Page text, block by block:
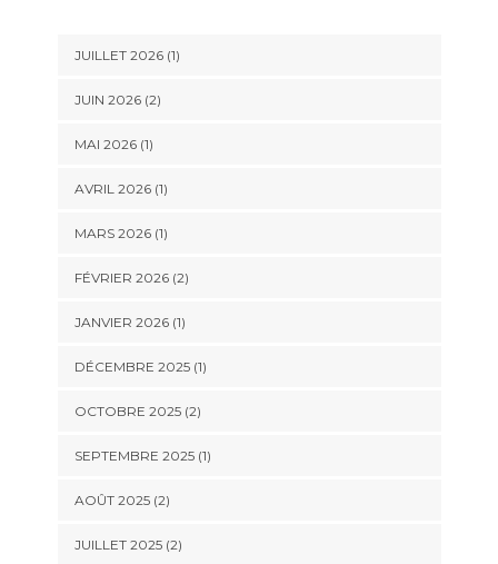
JUILLET 2026(1)
JUIN 2026(2)
MAI 2026(1)
AVRIL 2026(1)
MARS 2026(1)
FÉVRIER 2026(2)
JANVIER 2026(1)
DÉCEMBRE 2025(1)
OCTOBRE 2025(2)
SEPTEMBRE 2025(1)
AOÛT 2025(2)
JUILLET 2025(2)